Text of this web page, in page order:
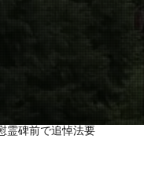
霊碑前で追悼法要